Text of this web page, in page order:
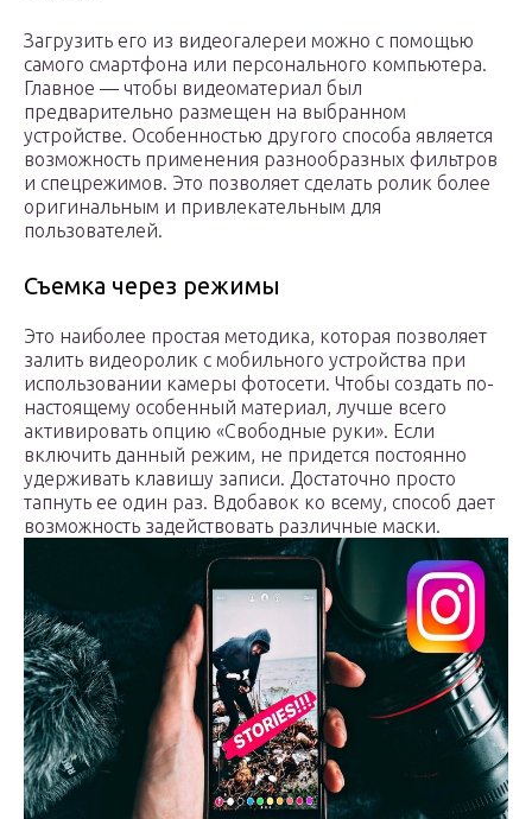
Загрузить его из видеогалереи можно с помощью
самого смартфона или персонального компьютера.
Главное — чтобы видеоматериал был
предварительно размещен на выбранном
устройстве. Особенностью другого способа является
возможность применения разнообразных фильтров
и спецрежимов. Это позволяет сделать ролик более
оригинальным и привлекательным для
пользователей.
Съемка через режимы
Это наиболее простая методика, которая позволяет
залить видеоролик с мобильного устройства при
использовании камеры фотосети. Чтобы создать по-
настоящему особенный материал, лучше всего
активировать опцию «Свободные руки». Если
включить данный режим, не придется постоянно
удерживать клавишу записи. Достаточно просто
тапнуть ее один раз. Вдобавок ко всему, способ дает
возможность задействовать различные маски.